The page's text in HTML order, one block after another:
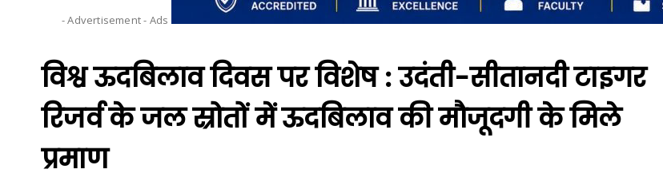
- Advertisement - Ads
विश्व ऊदबिलाव दिवस पर विशेष : उदंती-सीतानदी टाइगर
रिजर्व के जल स्रोतों में ऊदबिलाव की मौजूदगी के मिले
प्रमाण